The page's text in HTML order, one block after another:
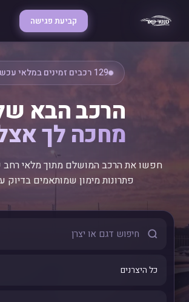
קביעת פגישה
129 רכבים זמינים במלאי עכשיו
הרכב הבא
מחכה לך
חפשו את הרכב המושלם מתוך מלאי
פתרונות מימון שמותאמים בדיוק